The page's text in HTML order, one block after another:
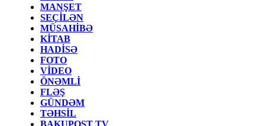
MANŞET
SEÇİLƏN
MÜSAHİBƏ
KİTAB
HADİSƏ
FOTO
VİDEO
ÖNƏMLİ
FLƏŞ
GÜNDƏM
TƏHSİL
BAKUPOST TV